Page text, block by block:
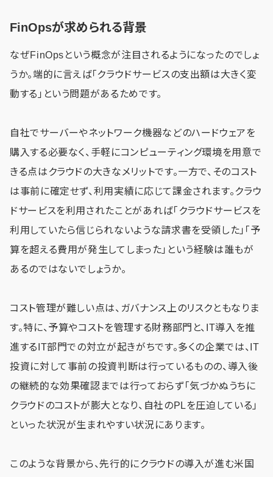
FinOpsが求められる背景
なぜFinOpsという概念が注目されるようになったのでしょ
うか。端的に言えば「クラウドサービスの支出額は大きく変
動する」という問題があるためです。
自社でサーバーやネットワーク機器などのハードウェアを
購入する必要なく、手軽にコンピューティング環境を用意で
きる点はクラウドの大きなメリットです。一方で、そのコスト
は事前に確定せず、利用実績に応じて課金されます。クラウ
ドサービスを利用されたことがあれば「クラウドサービスを
利用していたら信じられないような請求書を受領した」「予
算を超える費用が発生してしまった」という経験は誰もが
あるのではないでしょうか。
コスト管理が難しい点は、ガバナンス上のリスクともなりま
す。特に、予算やコストを管理する財務部門と、IT導入を推
進するIT部門での対立が起きがちです。多くの企業では、IT
投資に対して事前の投資判断は行っているものの、導入後
の継続的な効果確認までは行っておらず「気づかぬうちに
クラウドのコストが膨大となり、自社のPLを圧迫している」
といった状況が生まれやすい状況にあります。
このような背景から、先行的にクラウドの導入が進む米国